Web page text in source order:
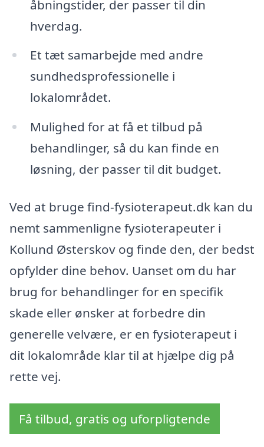
åbningstider, der passer til din
hverdag.
Et tæt samarbejde med andre
sundhedsprofessionelle i
lokalområdet.
Mulighed for at få et tilbud på
behandlinger, så du kan finde en
løsning, der passer til dit budget.
Ved at bruge find-fysioterapeut.dk kan du
nemt sammenligne fysioterapeuter i
Kollund Østerskov og finde den, der bedst
opfylder dine behov. Uanset om du har
brug for behandlinger for en specifik
skade eller ønsker at forbedre din
generelle velvære, er en fysioterapeut i
dit lokalområde klar til at hjælpe dig på
rette vej.
Få tilbud, gratis og uforpligtende